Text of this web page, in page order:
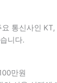
통신사인
니다.
만원